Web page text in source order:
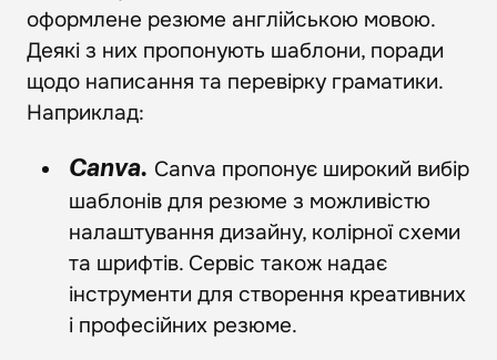
оформлене резюме англійською мовою.
Деякі з них пропонують шаблони, поради
щодо написання та перевірку граматики.
Наприклад:
Canva. Canva пропонує широкий вибір
шаблонів для резюме з можливістю
налаштування дизайну, колірної схеми
та шрифтів. Сервіс також надає
інструменти для створення креативних
і професійних резюме.